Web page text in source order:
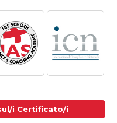
i Certificato/i